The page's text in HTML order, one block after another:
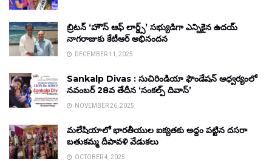
బ్రిటన్ ‘హౌస్ ఆఫ్ లార్డ్స్’ సభ్యుడిగా ఎన్నికైన ఉదయ్
నాగరాజుకు కేటీఆర్ అభినందన
DECEMBER 11, 2025
Sankalp Divas : సుచిరిండియా ఫౌండేషన్ ఆధ్వర్యంలో
నవంబర్ 28వ తేదీన ‘సంకల్ప్ దివాస్’
NOVEMBER 26, 2025
మలేషియాలో భారతీయుల ఐక్యతకు అద్దం పట్టిన దసరా
బతుకమ్మ దీపావళి వేడుకలు
OCTOBER 4, 2025